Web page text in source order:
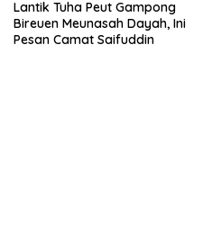
Lantik Tuha Peut Gampong
Bireuen Meunasah Dayah, Ini